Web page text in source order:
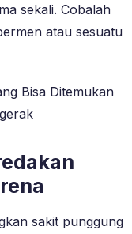
sekali. Cobalah
atau sesuatu
Bisa Ditemukan
sakit punggung